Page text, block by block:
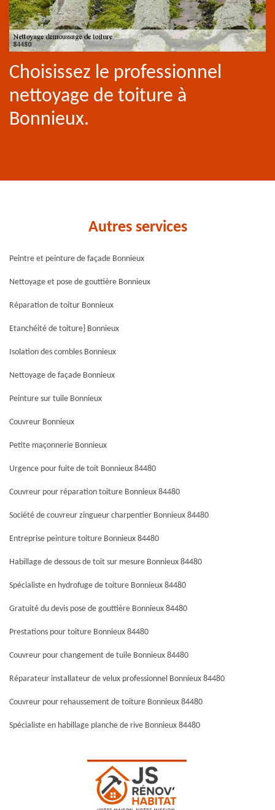
Choisissez le professionnel
nettoyage de toiture à
Bonnieux.
Autres services
Peintre et peinture de façade Bonnieux
Nettoyage et pose de gouttière Bonnieux
Réparation de toitur Bonnieux
Etanchéité de toiture} Bonnieux
Isolation des combles Bonnieux
Nettoyage de façade Bonnieux
Peinture sur tuile Bonnieux
Couvreur Bonnieux
Petite maçonnerie Bonnieux
Urgence pour fuite de toit Bonnieux 84480
Couvreur pour réparation toiture Bonnieux 84480
Société de couvreur zingueur charpentier Bonnieux 84480
Entreprise peinture toiture Bonnieux 84480
Habillage de dessous de toit sur mesure Bonnieux 84480
Spécialiste en hydrofuge de toiture Bonnieux 84480
Gratuité du devis pose de gouttière Bonnieux 84480
Prestations pour toiture Bonnieux 84480
Couvreur pour changement de tuile Bonnieux 84480
Réparateur installateur de velux professionnel Bonnieux 84480
Couvreur pour rehaussement de toiture Bonnieux 84480
Spécialiste en habillage planche de rive Bonnieux 84480